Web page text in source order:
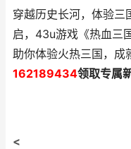
穿越历史长河，体验三
启，43u游戏《热血三
助你体验火热三国，成
162189434领取专属
<